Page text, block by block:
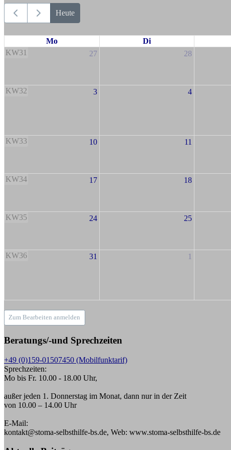
Heute
Mo Di
KW31
27 28
KW32 3 4
KW33 10 11
KW34 17 18
KW35 24 25
KW36 31 1
Zum Bearbeiten anmelden
Beratungs/-und Sprechzeiten
+49 (0)159-01507450 (Mobilfunktarif)
Sprechzeiten:
Mo bis Fr. 10.00 - 18.00 Uhr,
außer jeden 1. Donnerstag im Monat, dann nur in der Zeit
von 10.00 – 14.00 Uhr
E-Mail:
kontakt@stoma-selbsthilfe-bs.de, Web: www.stoma-selbsthilfe-bs.de